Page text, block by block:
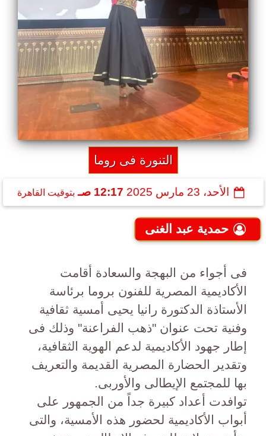
التنورة فى روما
الأحد، 23 مارس 2025 12:17 صـ بتوقيت القاهرة
حمدية عبد الغنى
فى أجواء من البهجة والسعادة أقامت
الأكاديمية المصرية للفنون بروما برئاسة
الأستاذة الدكتورة رانيا يحيى أمسية ثقافية
وفنية تحت عنوان "ذهب الفراعنة" وذلك فى
إطار جهود الأكاديمية لدعم الهوية الثقافية،
وتقدير الحضارة المصرية القديمة والتعريف
بها للمجتمع الإيطالى والأوربى.
توافدت أعداد كبيرة جداً من الجمهور على
أبواب الأكاديمية لحضور هذه الأمسية، والتى